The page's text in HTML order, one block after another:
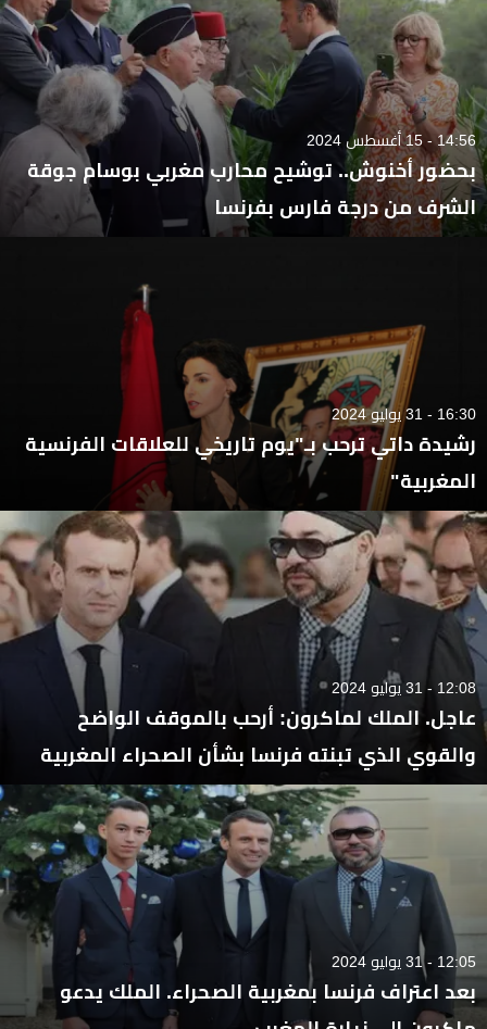
14:56 - 15 أغسطس 2024
بحضور أخنوش.. توشيح محارب مغربي بوسام جوقة
الشرف من درجة فارس بفرنسا
16:30 - 31 يوليو 2024
رشيدة داتي ترحب بـ"يوم تاريخي للعلاقات الفرنسية
المغربية"
12:08 - 31 يوليو 2024
عاجل. الملك لماكرون: أرحب بالموقف الواضح
والقوي الذي تبنته فرنسا بشأن الصحراء المغربية
12:05 - 31 يوليو 2024
بعد اعتراف فرنسا بمغربية الصحراء. الملك يدعو